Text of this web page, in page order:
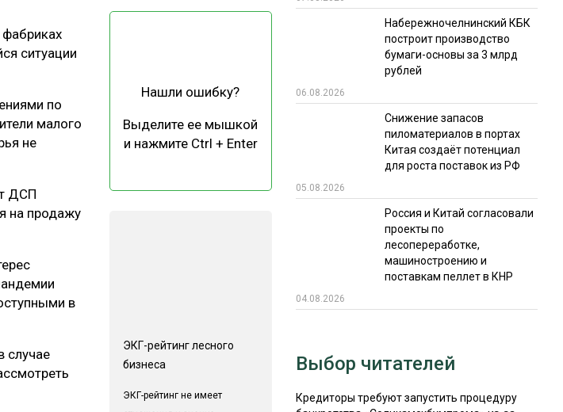
ТЕХНОЛОГИИ
КАЛЕНДАРЬ ВЫСТАВОК ИТОГИ МЕРОПРИЯТИЙ
ситуации
по
малого
не
ДСП
на продажу
в
случае
Нашли ошибку?
Выделите ее мышкой
и нажмите Ctrl + Enter
ЭКГ-рейтинг лесного
бизнеса
ЭКГ-рейтинг не имеет
Набережночелнинский КБК
построит производство
бумаги-основы за 3 млрд
рублей
06.08.2026
Снижение запасов
пиломатериалов в портах
Китая создаёт потенциал
для роста поставок из РФ
05.08.2026
Россия и Китай согласовали
проекты по
лесопереработке,
машиностроению и
поставкам пеллет в КНР
04.08.2026
Выбор читателей
Кредиторы требуют запустить процедуру